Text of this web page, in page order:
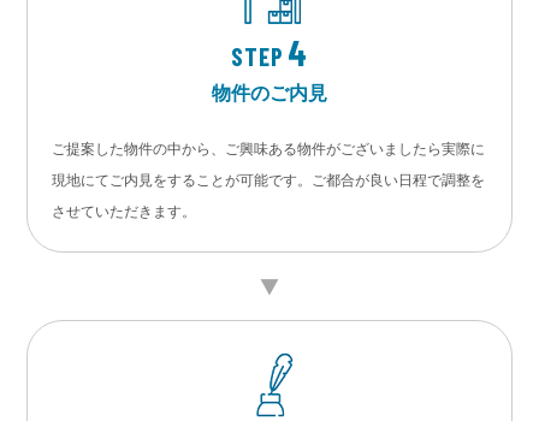
STEP 4
物件のご内見
ご提案した物件の中から、ご興味ある物件がございましたら実際に
現地にてご内見をすることが可能です。ご都合が良い日程で調整を
させていただきます。